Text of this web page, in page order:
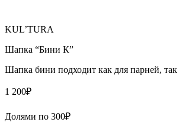
KUL’TURA
Шапка “Бини К”
Шапка бини подходит как для парней,
1 200₽
Долями по 300₽